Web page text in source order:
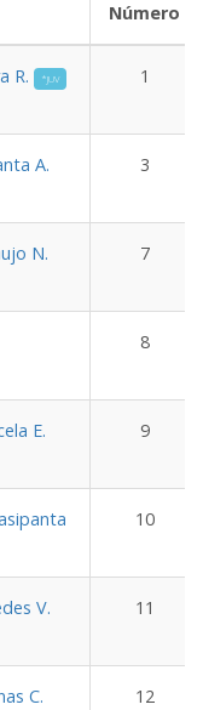
Número
R. *JUV 1
A. 3
N. 7
8
E. 9
10
V. 11
C. 12